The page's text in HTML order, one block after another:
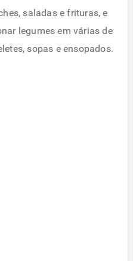
saladas e frituras, e
legumes em várias de
sopas e ensopados.